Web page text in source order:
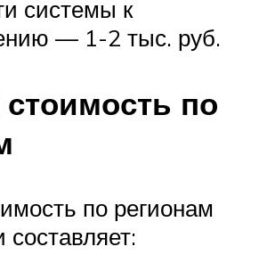
системы к
— 1-2 тыс. руб.
по
по регионам
составляет: